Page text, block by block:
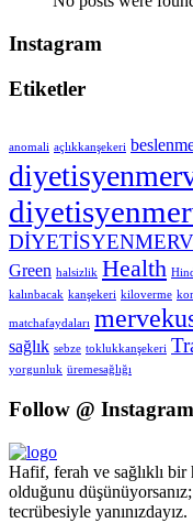
Instagram
Etiketler
anomali açlıkkanşekeri
Green halsizlik Health
kalınbacak kanşekeri kiloverme
matchafaydaları
sağlık sebze toklukkanşekeri
yorgunluk üremesağlığı
Follow @ Instagram
Hafif, ferah ve sağlıklı bir
olduğunu düşünüyorsanız;
tecrübesiyle yanınızdayız.